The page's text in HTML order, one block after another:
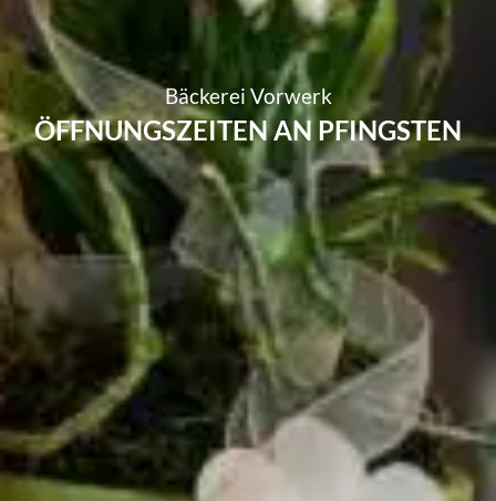
Bäckerei Vorwerk
ÖFFNUNGSZEITEN AN PFINGSTEN